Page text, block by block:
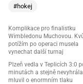
#hokej
Komplikace pro finalistku
Wimbledonu Muchovou.
potížím po operaci musela
vynechat další turnaj
Plzeň vedla v Teplicích 3:0
minutách a stejně
mluvil o enormním tlaku